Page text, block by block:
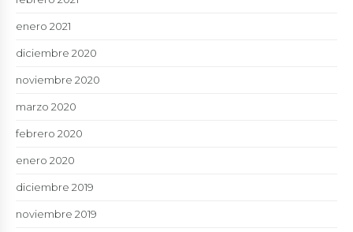
enero 2021
diciembre 2020
noviembre 2020
marzo 2020
febrero 2020
enero 2020
diciembre 2019
noviembre 2019